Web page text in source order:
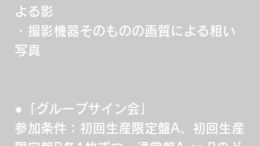
よる影
・撮影機器そのものの画質による粗い
写真
●「グループサイン会」
参加条件：初回生産限定盤A、初回生産